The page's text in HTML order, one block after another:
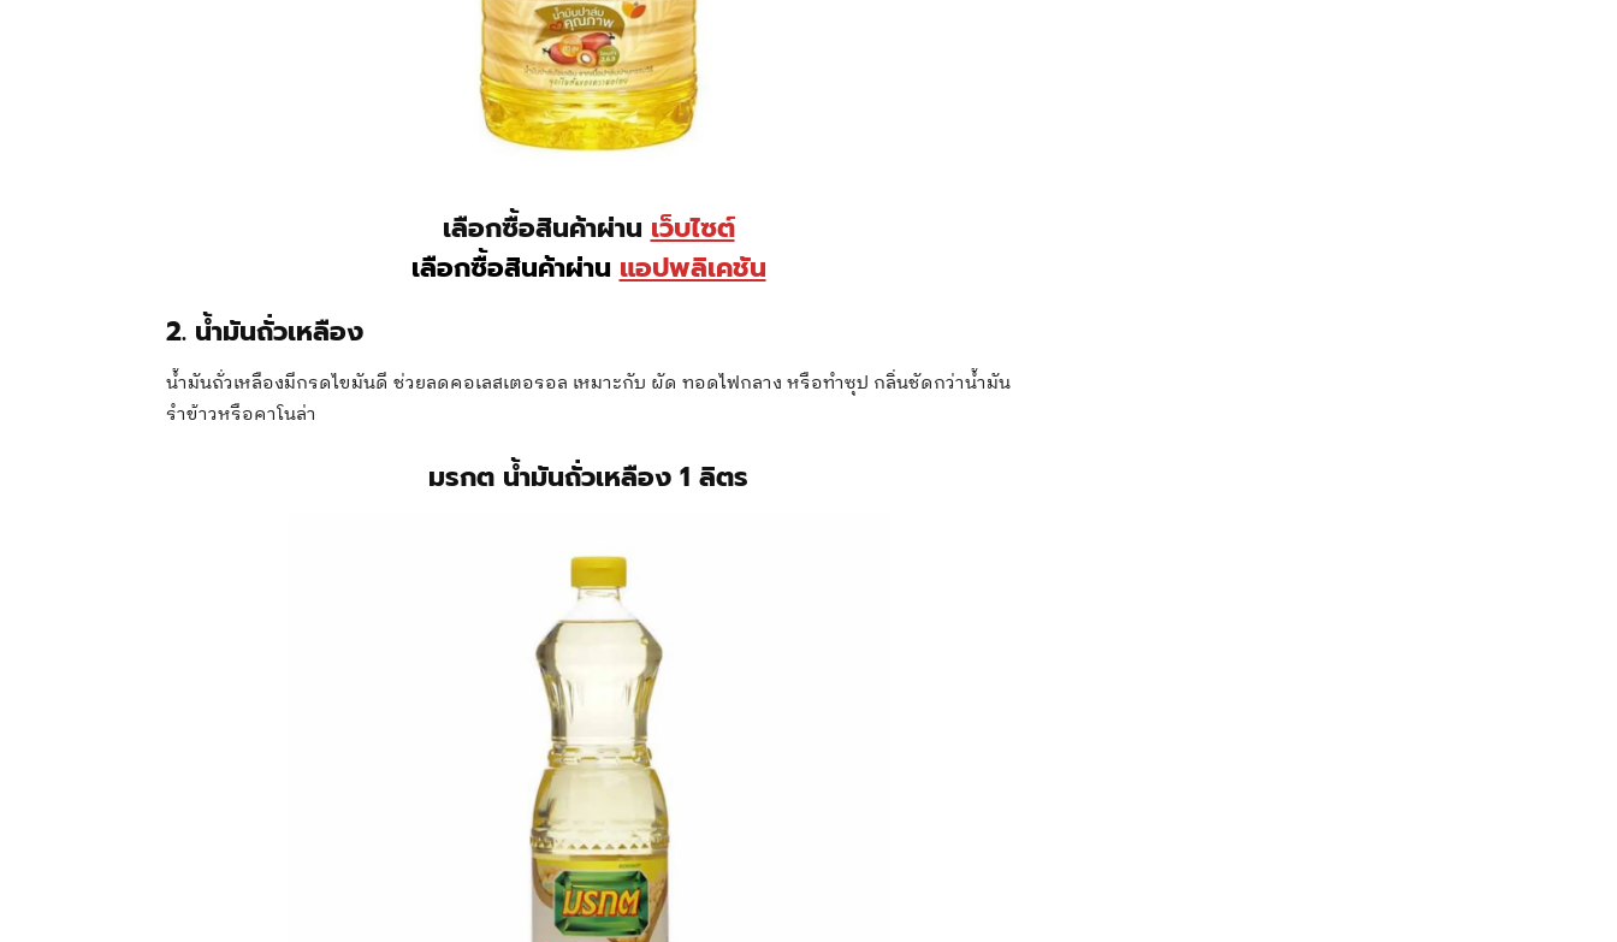
เลือกซื้อสินค้าผ่าน เว็บไซต์
เลือกซื้อสินค้าผ่าน แอปพลิเคชัน
2. น้ำมันถั่วเหลือง
น้ำมันถั่วเหลืองมีกรดไขมันดี ช่วยลดคอเลสเตอรอล เหมาะกับ ผัด ทอดไฟกลาง หรือทำซุป กลิ่นชัดกว่าน้ำมัน
รำข้าวหรือคาโนล่า
มรกต น้ำมันถั่วเหลือง 1 ลิตร